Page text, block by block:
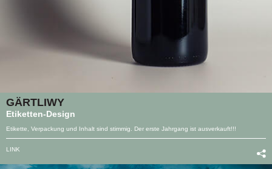
GÄRTLIWY
Etiketten-Design
Etikette, Verpackung und Inhalt sind stimmig. Der erste Jahrgang ist ausverkauft!!!
LINK